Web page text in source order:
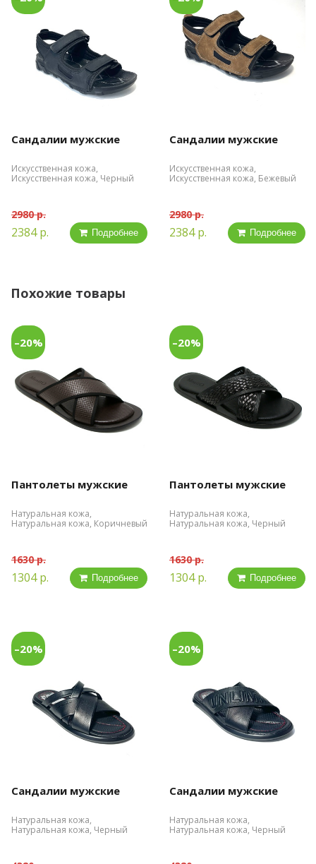
Сандалии мужские
Искусственная кожа,
Искусственная кожа, Черный
2980 р.
2384 р. Подробнее
Сандалии мужские
Искусственная кожа,
Искусственная кожа, Бежевый
2980 р.
2384 р. Подробнее
Похожие товары
–20%
Пантолеты мужские
Натуральная кожа,
Натуральная кожа, Коричневый
1630 р.
1304 р. Подробнее
–20%
Пантолеты мужские
Натуральная кожа,
Натуральная кожа, Черный
1630 р.
1304 р. Подробнее
–20%
Сандалии мужские
Натуральная кожа,
Натуральная кожа, Черный
–20%
Сандалии мужские
Натуральная кожа,
Натуральная кожа, Черный